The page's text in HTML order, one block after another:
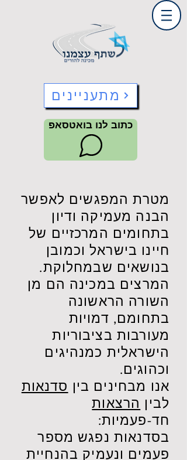
מתעניינים
כתוב לנו בואטסאפ
מטרת המפגשים לאפשר
הבנה מעמיקה ודיון
בתחומים המרכזיים של
חיינו בישראל וכמובן
בנושאים שבמחלוקת.
המרצים במכינה הם מן
השורה הראשונה
בתחומם, דמויות
מעורבות בציבוריות
הישראלית כמנהיגים
וכהוגים.
אנו מבחינים בין סדנאות
לבין הרצאות
חד-פעמיות:
בסדנאות נפגש מספר
פעמים ונעמיק בהנחיית